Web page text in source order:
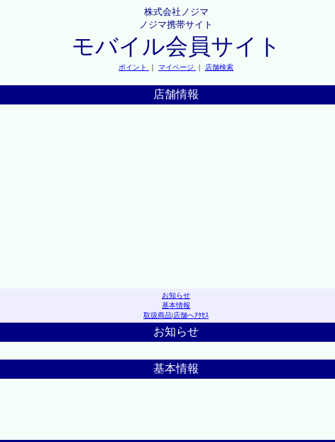
株式会社ノジマ
ノジマ携帯サイト
モバイル会員サイト
ポイント ｜ マイページ ｜ 店舗検索
店舗情報
お知らせ
基本情報
取扱商品|店舗へｱｸｾｽ
お知らせ
基本情報